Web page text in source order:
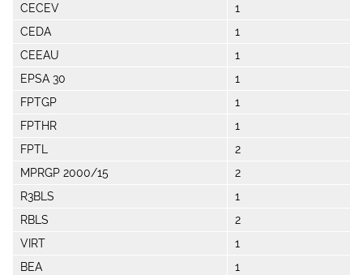
CECEV
1
CEDA
1
CEEAU
1
EPSA 30
1
FPTGP
1
FPTHR
1
FPTL
2
MPRGP 2000/15
2
R3BLS
1
RBLS
2
VIRT
1
BEA
1